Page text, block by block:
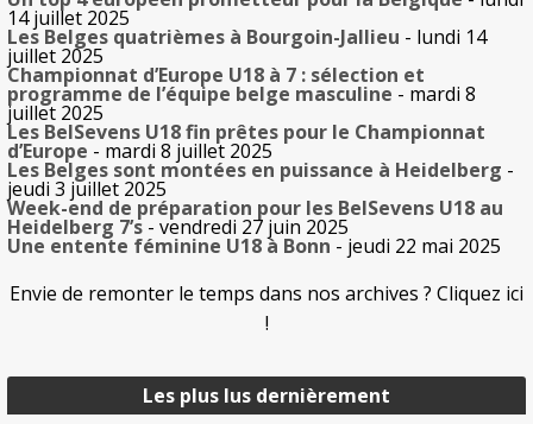
Les plus lus dernièrement
14 juillet 2025
Les Belges quatrièmes à Bourgoin-Jallieu - lundi 14
juillet 2025
Championnat d’Europe U18 à 7 : sélection et
programme de l’équipe belge masculine - mardi 8
juillet 2025
Les BelSevens U18 fin prêtes pour le Championnat
d’Europe - mardi 8 juillet 2025
Les Belges sont montées en puissance à Heidelberg -
jeudi 3 juillet 2025
Week-end de préparation pour les BelSevens U18 au
Heidelberg 7’s - vendredi 27 juin 2025
Une entente féminine U18 à Bonn - jeudi 22 mai 2025
Envie de remonter le temps dans nos archives ? Cliquez ici
!